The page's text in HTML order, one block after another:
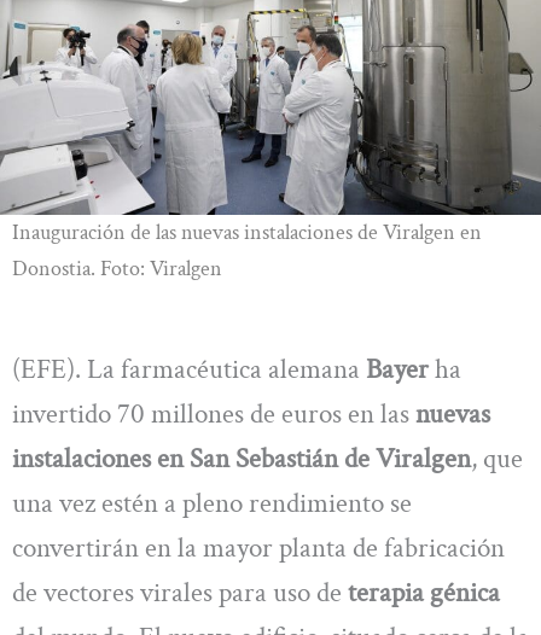
Inauguración de las nuevas instalaciones de Viralgen en
Donostia. Foto: Viralgen
(EFE). La farmacéutica alemana Bayerha
invertido 70 millones de euros en lasnuevas
instalaciones en San Sebastián de Viralgen, que
una vez estén a pleno rendimiento se
convertirán en la mayor planta de fabricación
de vectores virales para uso de terapia génica